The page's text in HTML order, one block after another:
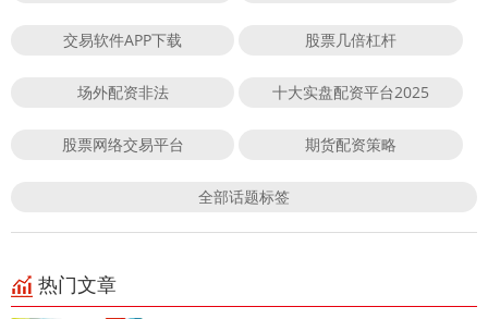
交易软件APP下载 股票几倍杠杆
场外配资非法 十大实盘配资平台2025
股票网络交易平台 期货配资策略
全部话题标签
热门文章